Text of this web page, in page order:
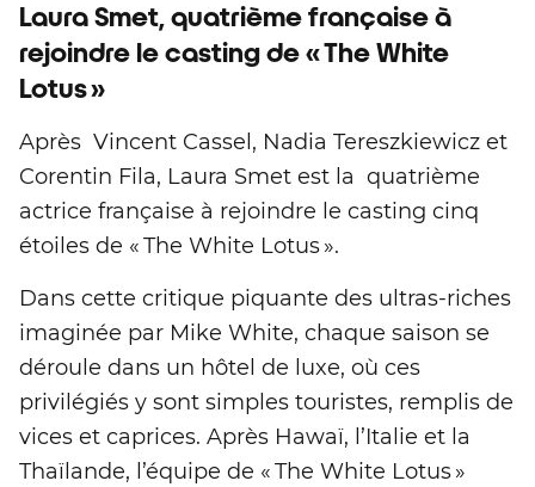
Laura Smet, quatrième française à
rejoindre le casting de « The White
Lotus »
Après Vincent Cassel, Nadia Tereszkiewicz et
Corentin Fila, Laura Smet est la quatrième
actrice française à rejoindre le casting cinq
étoiles de « The White Lotus ».
Dans cette critique piquante des ultras-riches
imaginée par Mike White, chaque saison se
déroule dans un hôtel de luxe, où ces
privilégiés y sont simples touristes, remplis de
vices et caprices. Après Hawaï, l’Italie et la
Thaïlande, l’équipe de « The White Lotus »